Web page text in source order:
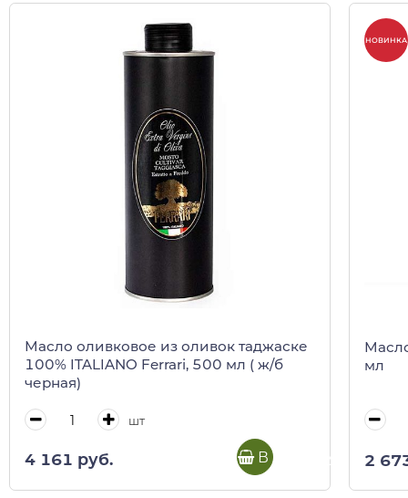
Масло оливковое из оливок таджаске
100% ITALIANO Ferrari, 500 мл ( ж/б
черная)
шт
4 161 руб. В корзину
НОВИНКА
мл
2